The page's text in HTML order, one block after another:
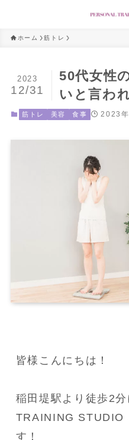
ホーム 筋トレ
50代女性
いと言わ
2023
12/31
筋トレ 美容 食事 2023
皆様こんにちは！
稲田堤駅より徒歩2
TRAINING STUDIO
す！